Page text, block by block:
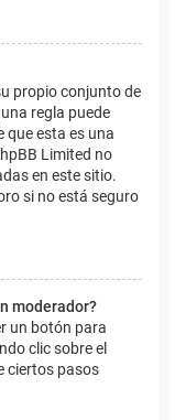
propio conjunto de
regla puede
que esta es una
Limited no
en este sitio.
si no está seguro
moderador?
un botón para
clic sobre el
ciertos pasos